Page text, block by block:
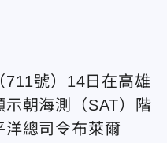
711號）14日在高雄
朝海測（SAT）階
總司令布萊爾